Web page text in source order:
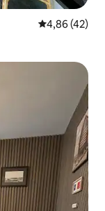
Évaluation
4,86 (42)